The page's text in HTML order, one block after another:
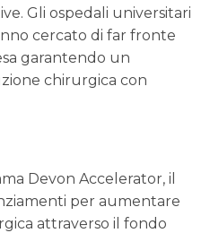
Gli ospedali universitari
cercato di far fronte
garantendo un
chirurgica con
Devon Accelerator, il
per aumentare
attraverso il fondo